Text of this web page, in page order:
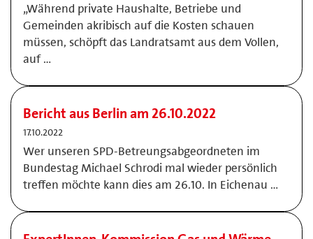
„Während private Haushalte, Betriebe und
Gemeinden akribisch auf die Kosten schauen
müssen, schöpft das Landratsamt aus dem Vollen,
auf …
Bericht aus Berlin am 26.10.2022
17.10.2022
Wer unseren SPD-Betreungsabgeordneten im
Bundestag Michael Schrodi mal wieder persönlich
treffen möchte kann dies am 26.10. In Eichenau …